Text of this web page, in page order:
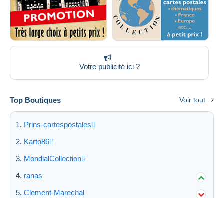
Votre publicité ici ?
Top Boutiques Voir tout
Prins-cartespostales
Karto86
MondialCollection
ranas
Clement-Marechal